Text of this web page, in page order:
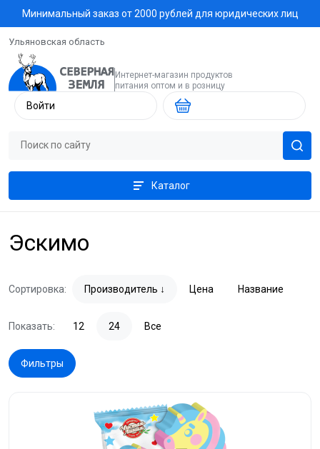
Минимальный заказ от 2000 рублей для юридических лиц
Ульяновская область
Интернет-магазин продуктов
питания оптом и в розницу
Войти
Каталог
Эскимо
Сортировка: Производитель Цена Название
Показать: 12 24 Все
Фильтры